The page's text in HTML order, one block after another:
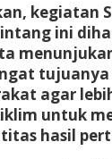
kegiatan
ini
agar
untuk
hasil